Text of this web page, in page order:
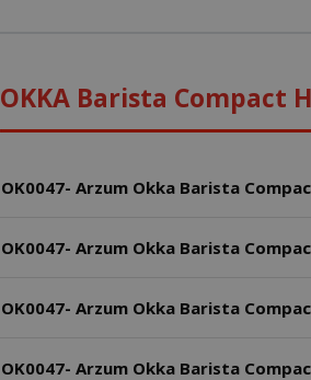
OKKA Barista Compact
OK0047- Arzum Okka Barista
OK0047- Arzum Okka Barista
OK0047- Arzum Okka Barista
OK0047- Arzum Okka Barista